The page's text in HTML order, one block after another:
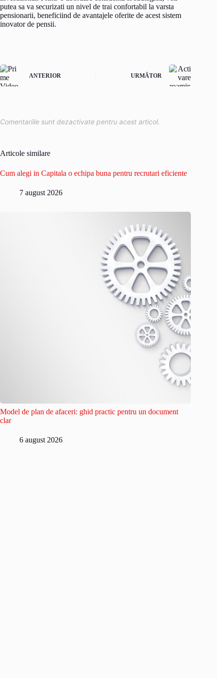
putea sa va securizati un nivel de trai confortabil la varsta
pensionarii, beneficiind de avantajele oferite de acest sistem
inovator de pensii.
ANTERIOR URMĂTOR
Comentariile sunt dezactivate pentru acest articol.
Articole similare
Cum alegi in Capitala o echipa buna pentru recrutari eficiente
7 august 2026
Model de plan de afaceri: ghid practic pentru un document
clar
6 august 2026